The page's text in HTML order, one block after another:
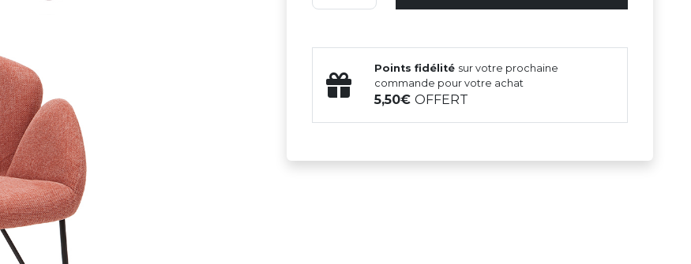
Points fidélité sur votre prochaine
commande pour votre achat
5,50OFFERT